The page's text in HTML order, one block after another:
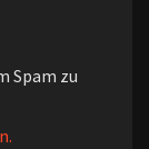
Spam zu